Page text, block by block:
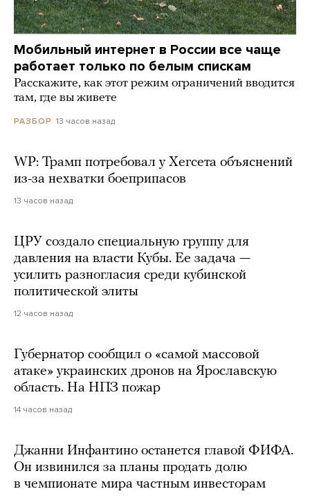
Мобильный интернет в России все чаще
работает только по белым спискам
Расскажите, как этот режим ограничений вводится
там, где вы живете
РАЗБОР 13 часов назад
WP: Трамп потребовал у Хегсета объяснений
из-за нехватки боеприпасов
13 часов назад
ЦРУ создало специальную группу для
давления на власти Кубы. Ее задача —
усилить разногласия среди кубинской
политической элиты
12 часов назад
Губернатор сообщил о «самой массовой
атаке» украинских дронов на Ярославскую
область. На НПЗ пожар
14 часов назад
Джанни Инфантино останется главой ФИФА.
Он извинился за планы продать долю
в чемпионате мира частным инвесторам